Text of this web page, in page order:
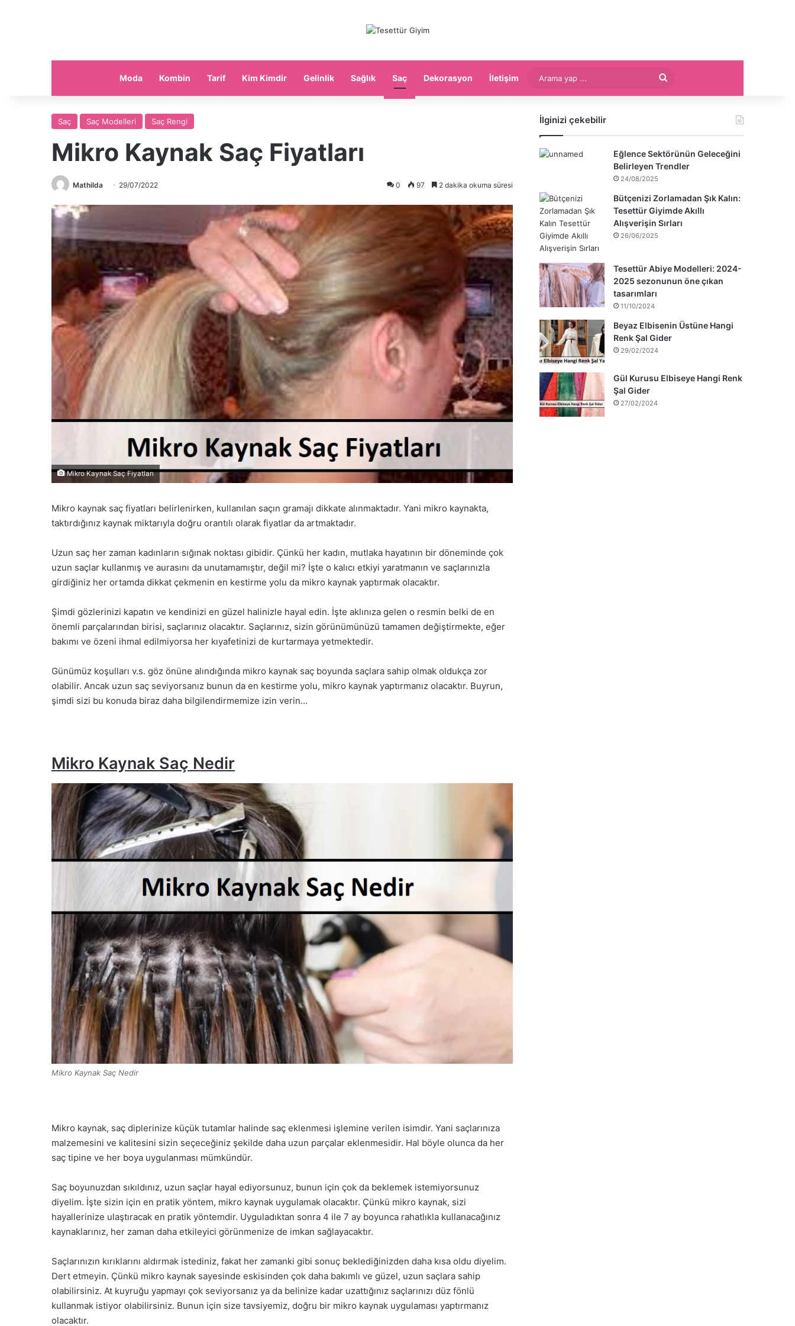
Moda Kombin Tarif Kim Kimdir Gelinlik Sağlık Saç Dekorasyon İletişim
yap
Saç Saç Modelleri Saç Rengi
Mikro Kaynak Saç Fiyatları
Mathilda 29/07/2022 0 97 2 dakika okuma süresi
Mikro Kaynak Saç Fiyatları
Mikro kaynak saç fiyatları belirlenirken, kullanılan saçın gramajı dikkate alınmaktadır. Yani mikro kaynakta,
taktırdığınız kaynak miktarıyla doğru orantılı olarak fiyatlar da artmaktadır.
Uzun saç her zaman kadınların sığınak noktası gibidir. Çünkü her kadın, mutlaka hayatının bir döneminde çok
uzun saçlar kullanmış ve aurasını da unutamamıştır, değil mi? İşte o kalıcı etkiyi yaratmanın ve saçlarınızla
girdiğiniz her ortamda dikkat çekmenin en kestirme yolu da mikro kaynak yaptırmak olacaktır.
Şimdi gözlerinizi kapatın ve kendinizi en güzel halinizle hayal edin. İşte aklınıza gelen o resmin belki de en
önemli parçalarından birisi, saçlarınız olacaktır. Saçlarınız, sizin görünümünüzü tamamen değiştirmekte, eğer
bakımı ve özeni ihmal edilmiyorsa her kıyafetinizi de kurtarmaya yetmektedir.
Günümüz koşulları v.s. göz önüne alındığında mikro kaynak saç boyunda saçlara sahip olmak oldukça zor
olabilir. Ancak uzun saç seviyorsanız bunun da en kestirme yolu, mikro kaynak yaptırmanız olacaktır. Buyrun,
şimdi sizi bu konuda biraz daha bilgilendirmemize izin verin…
Mikro Kaynak Saç Nedir
Mikro Kaynak Saç Nedir
Mikro kaynak, saç diplerinize küçük tutamlar halinde saç eklenmesi işlemine verilen isimdir. Yani saçlarınıza
malzemesini ve kalitesini sizin seçeceğiniz şekilde daha uzun parçalar eklenmesidir. Hal böyle olunca da her
saç tipine ve her boya uygulanması mümkündür.
Saç boyunuzdan sıkıldınız, uzun saçlar hayal ediyorsunuz, bunun için çok da beklemek istemiyorsunuz
diyelim. İşte sizin için en pratik yöntem, mikro kaynak uygulamak olacaktır. Çünkü mikro kaynak, sizi
hayallerinize ulaştıracak en pratik yöntemdir. Uyguladıktan sonra 4 ile 7 ay boyunca rahatlıkla kullanacağınız
kaynaklarınız, her zaman daha etkileyici görünmenize de imkan sağlayacaktır.
Saçlarınızın kırıklarını aldırmak istediniz, fakat her zamanki gibi sonuç beklediğinizden daha kısa oldu diyelim.
Dert etmeyin. Çünkü mikro kaynak sayesinde eskisinden çok daha bakımlı ve güzel, uzun saçlara sahip
olabilirsiniz. At kuyruğu yapmayı çok seviyorsanız ya da belinize kadar uzattığınız saçlarınızı düz fönlü
kullanmak istiyor olabilirsiniz. Bunun için size tavsiyemiz, doğru bir mikro kaynak uygulaması yaptırmanız
olacaktır.
İlginizi çekebilir
Eğlence Sektörünün Geleceğini
Belirleyen Trendler
24/08/2025
Bütçenizi Zorlamadan Şık Kalın:
Tesettür Giyimde Akıllı
Alışverişin Sırları
26/06/2025
Tesettür Abiye Modelleri: 2024-
2025 sezonunun öne çıkan
tasarımları
11/10/2024
Beyaz Elbisenin Üstüne Hangi
Renk Şal Gider
29/02/2024
Gül Kurusu Elbiseye Hangi Renk
Şal Gider
27/02/2024